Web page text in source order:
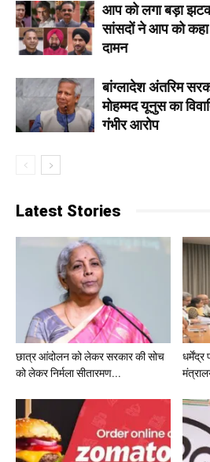
आप को लगा बड़ा
सांसदों ने आप को कहा
दामन
बांग्लादेश अंतरिम
मोहम्मद यूनुस का
गंभीर आरोप
Latest Stories
छात्र आंदोलन को लेकर सरकार की सोच
को लेकर निर्मला सीतारमण...
धर्मेंद्र